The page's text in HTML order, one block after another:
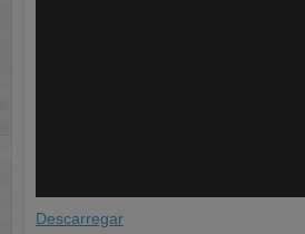
Descarregar